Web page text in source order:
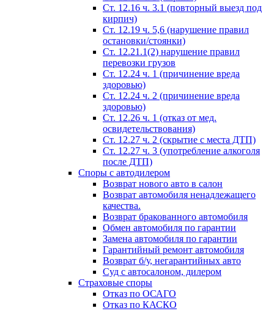
Ст. 12.16 ч. 3.1 (повторный выезд под
кирпич)
Ст. 12.19 ч. 5,6 (нарушение правил
остановки/стоянки)
Ст. 12.21.1(2) нарушение правил
перевозки грузов
Ст. 12.24 ч. 1 (причинение вреда
здоровью)
Ст. 12.24 ч. 2 (причинение вреда
здоровью)
Ст. 12.26 ч. 1 (отказ от мед.
освидетельствования)
Ст. 12.27 ч. 2 (скрытие с места ДТП)
Ст. 12.27 ч. 3 (употребление алкоголя
после ДТП)
Споры с автодилером
Возврат нового авто в салон
Возврат автомобиля ненадлежащего
качества.
Возврат бракованного автомобиля
Обмен автомобиля по гарантии
Замена автомобиля по гарантии
Гарантийный ремонт автомобиля
Возврат б/у, негарантийных авто
Суд с автосалоном, дилером
Страховые споры
Отказ по ОСАГО
Отказ по КАСКО